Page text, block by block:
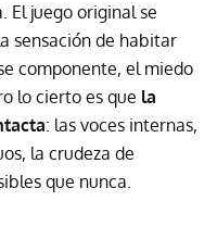
El juego original se
sensación de habitar
componente, el miedo
lo cierto es que la
: las voces internas,
la crudeza de
que nunca.